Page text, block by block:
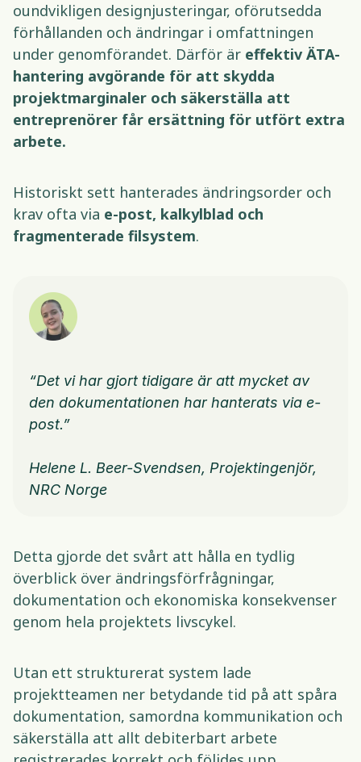
oundvikligen designjusteringar, oförutsedda
förhållanden och ändringar i omfattningen
under genomförandet. Därför är effektiv ÄTA-
hantering avgörande för att skydda
projektmarginaler och säkerställa att
entreprenörer får ersättning för utfört extra
arbete.
Historiskt sett hanterades ändringsorder och
krav ofta via e-post, kalkylblad och
fragmenterade filsystem.
“Det vi har gjort tidigare är att mycket av
den dokumentationen har hanterats via e-
post.”
Helene L. Beer-Svendsen, Projektingenjör,
NRC Norge
Detta gjorde det svårt att hålla en tydlig
överblick över ändringsförfrågningar,
dokumentation och ekonomiska konsekvenser
genom hela projektets livscykel.
Utan ett strukturerat system lade
projektteamen ner betydande tid på att spåra
dokumentation, samordna kommunikation och
säkerställa att allt debiterbart arbete